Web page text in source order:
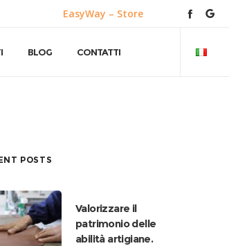
EasyWay – Store
BLOG CONTATTI
POSTS
Valorizzare il
patrimonio delle
abilità artigiane.